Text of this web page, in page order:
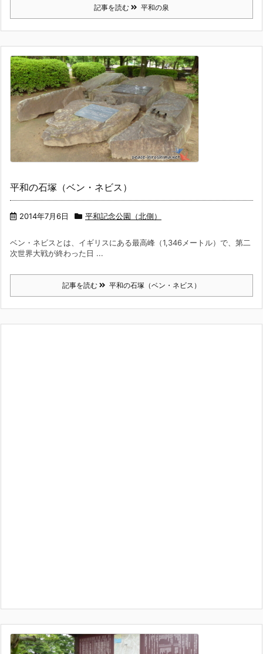
記事を読む 平和の泉
平和の石塚（ベン・ネビス）
2014年7月6日 平和記念公園（北側）
ベン・ネビスとは、イギリスにある最高峰（1,346メートル）で、第二
次世界大戦が終わった日 ...
記事を読む 平和の石塚（ベン・ネビス）